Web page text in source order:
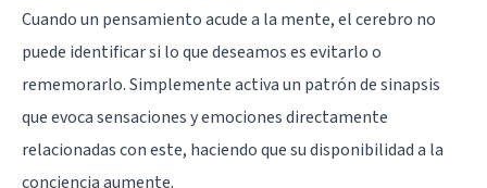
Cuando un pensamiento acude a la mente, el cerebro no
puede identificar si lo que deseamos es evitarlo o
rememorarlo. Simplemente activa un patrón de sinapsis
que evoca sensaciones y emociones directamente
relacionadas con este, haciendo que su disponibilidad a la
conciencia aumente.